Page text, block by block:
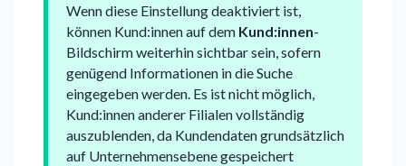
Wenn diese Einstellung deaktiviert ist,
können Kund:innen auf dem Kund:innen-
Bildschirm weiterhin sichtbar sein, sofern
genügend Informationen in die Suche
eingegeben werden. Es ist nicht möglich,
Kund:innen anderer Filialen vollständig
auszublenden, da Kundendaten grundsätzlich
auf Unternehmensebene gespeichert